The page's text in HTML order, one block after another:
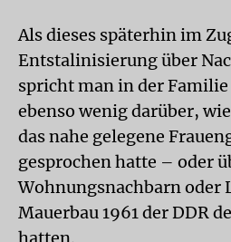
Als dieses späterhin im
Entstalinisierung über
spricht man in der
ebenso wenig darüber,
das nahe gelegene
gesprochen hatte – oder
Wohnungsnachbarn oder
Mauerbau 1961 der DDR
hatten.